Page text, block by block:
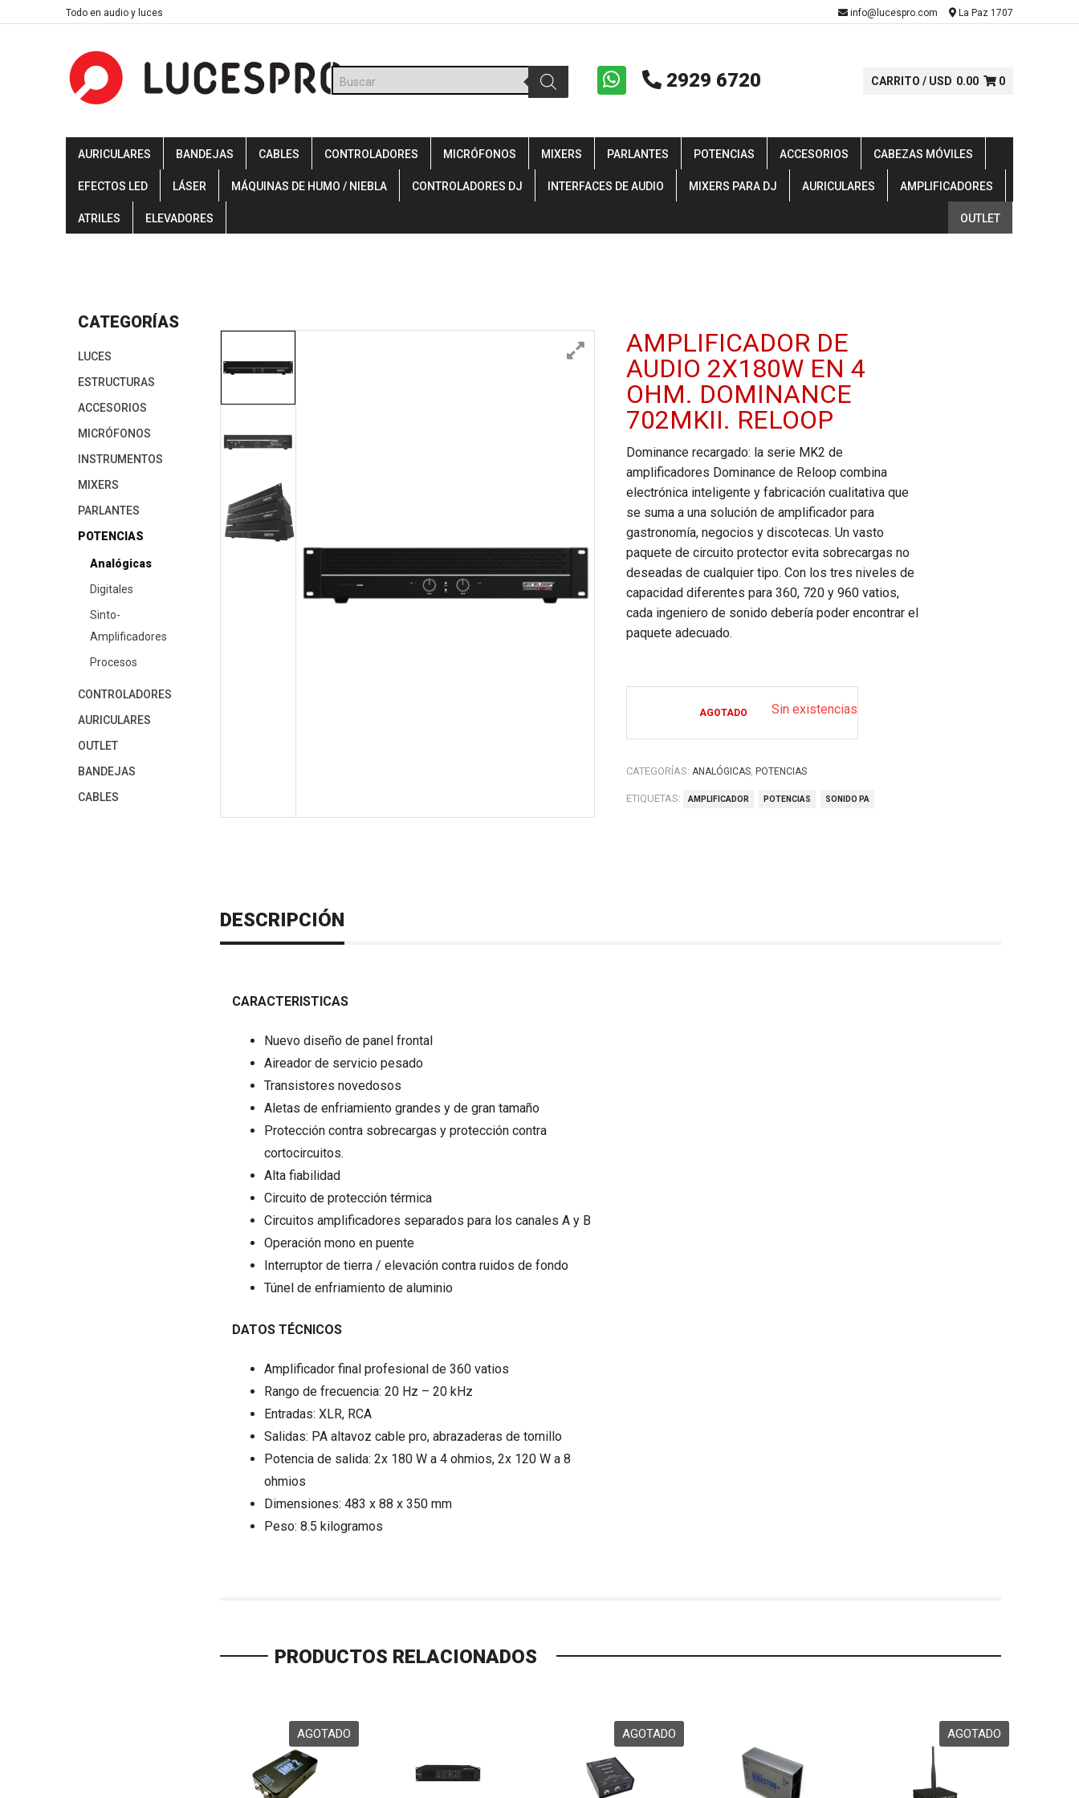
to
Todo en audio y luces info@lucespro.com La Paz 1707
Búsqueda
de
productos
2929 6720 CARRITO / USD 0.00 0
AURICULARES BANDEJAS CABLES CONTROLADORES MICRÓFONOS MIXERS PARLANTES POTENCIAS ACCESORIOS CABEZAS MÓVILES
EFECTOS LED LÁSER MÁQUINAS DE HUMO / NIEBLA CONTROLADORES DJ INTERFACES DE AUDIO MIXERS PARA DJ AURICULARES AMPLIFICADORES
ATRILES ELEVADORES OUTLET
AMPLIFICADOR DE
AUDIO 2X180W EN 4
OHM. DOMINANCE
702MKII. RELOOP
Dominance recargado: la serie MK2 de
amplificadores Dominance de Reloop combina
electrónica inteligente y fabricación cualitativa que
se suma a una solución de amplificador para
gastronomía, negocios y discotecas. Un vasto
paquete de circuito protector evita sobrecargas no
deseadas de cualquier tipo. Con los tres niveles de
capacidad diferentes para 360, 720 y 960 vatios,
cada ingeniero de sonido debería poder encontrar el
paquete adecuado.
AGOTADO Sin existencias
CATEGORÍAS: ANALÓGICAS, POTENCIAS
ETIQUETAS: AMPLIFICADOR POTENCIAS SONIDO PA
DESCRIPCIÓN
CARACTERISTICAS
Nuevo diseño de panel frontal
Aireador de servicio pesado
Transistores novedosos
Aletas de enfriamiento grandes y de gran tamaño
Protección contra sobrecargas y protección contra
cortocircuitos.
Alta fiabilidad
Circuito de protección térmica
Circuitos amplificadores separados para los canales A y B
Operación mono en puente
Interruptor de tierra / elevación contra ruidos de fondo
Túnel de enfriamiento de aluminio
DATOS TÉCNICOS
Amplificador final profesional de 360 ​​vatios
Rango de frecuencia: 20 Hz – 20 kHz
Entradas: XLR, RCA
Salidas: PA altavoz cable pro, abrazaderas de tornillo
Potencia de salida: 2x 180 W a 4 ohmios, 2x 120 W a 8
ohmios
Dimensiones: 483 x 88 x 350 mm
Peso: 8.5 kilogramos
PRODUCTOS RELACIONADOS
CATEGORÍAS
LUCES
ESTRUCTURAS
ACCESORIOS
MICRÓFONOS
INSTRUMENTOS
MIXERS
PARLANTES
POTENCIAS
Analógicas
Digitales
Sinto-
Amplificadores
Procesos
CONTROLADORES
AURICULARES
OUTLET
BANDEJAS
CABLES